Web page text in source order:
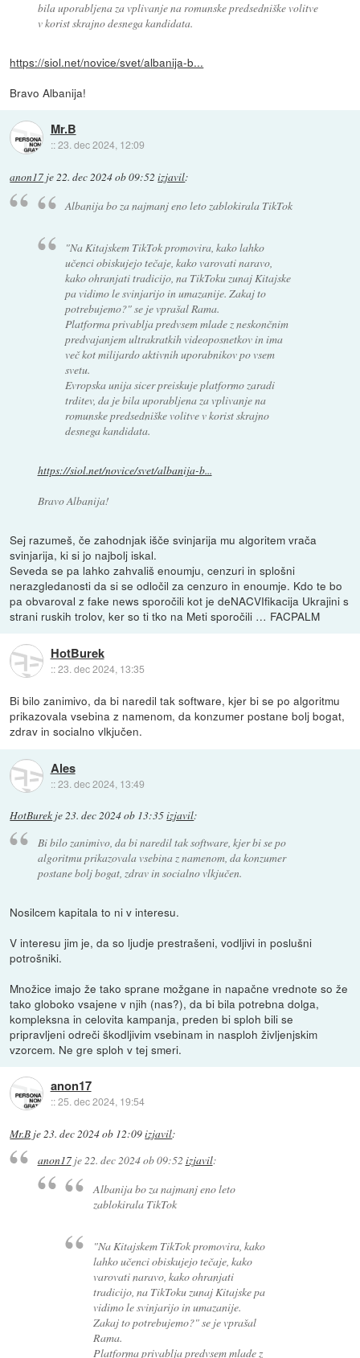
bila uporabljena za vplivanje na romunske predsedniške volitve
v korist skrajno desnega kandidata.
https://siol.net/novice/svet/albanija-b...
Bravo Albanija!
Mr.B
::23. dec 2024, 12:09
anon17 je22. dec 2024 ob 09:52 izjavil:
Albanija bo za najmanj eno leto zablokirala TikTok
"Na Kitajskem TikTok promovira, kako lahko
učenci obiskujejo tečaje, kako varovati naravo,
kako ohranjati tradicijo, na TikToku zunaj Kitajske
pa vidimo le svinjarijo in umazanije. Zakaj to
potrebujemo?" se je vprašal Rama.
Platforma privablja predvsem mlade z neskončnim
predvajanjem ultrakratkih videoposnetkov in ima
več kot milijardo aktivnih uporabnikov po vsem
svetu.
Evropska unija sicer preiskuje platformo zaradi
trditev, da je bila uporabljena za vplivanje na
romunske predsedniške volitve v korist skrajno
desnega kandidata.
https://siol.net/novice/svet/albanija-b...
Bravo Albanija!
Sej razumeš, če zahodnjak išče svinjarija mu algoritem vrača
svinjarija, ki si jo najbolj iskal.
Seveda se pa lahko zahvališ enoumju, cenzuri in splošni
nerazgledanosti da si se odločil za cenzuro in enoumje. Kdo te bo
pa obvaroval z fake news sporočili kot je deNACVIfikacija Ukrajini s
strani ruskih trolov, ker so ti tko na Meti sporočili … FACPALM
HotBurek
::23. dec 2024, 13:35
Bi bilo zanimivo, da bi naredil tak software, kjer bi se po algoritmu
prikazovala vsebina z namenom, da konzumer postane bolj bogat,
zdrav in socialno vlkjučen.
Ales
::23. dec 2024, 13:49
HotBurek je23. dec 2024 ob 13:35izjavil:
Bi bilo zanimivo, da bi naredil tak software, kjer bi se po
algoritmu prikazovala vsebina z namenom, da konzumer
postane bolj bogat, zdrav in socialno vlkjučen.
Nosilcem kapitala to ni v interesu.
V interesu jim je, da so ljudje prestrašeni, vodljivi in poslušni
potrošniki.
Množice imajo že tako sprane možgane in napačne vrednote so že
tako globoko vsajene v njih (nas?), da bi bila potrebna dolga,
kompleksna in celovita kampanja, preden bi sploh bili se
pripravljeni odreči škodljivim vsebinam in nasploh življenjskim
vzorcem. Ne gre sploh v tej smeri.
anon17
::25. dec 2024, 19:54
Mr.B je23. dec 2024 ob 12:09izjavil:
anon17je22. dec 2024 ob 09:52 izjavil:
Albanija bo za najmanj eno leto
zablokirala TikTok
"Na Kitajskem TikTok promovira, kako
lahko učenci obiskujejo tečaje, kako
varovati naravo, kako ohranjati
tradicijo, na TikToku zunaj Kitajske pa
vidimo le svinjarijo in umazanije.
Zakaj to potrebujemo?" se je vprašal
Rama.
Platforma privablja predvsem mlade z